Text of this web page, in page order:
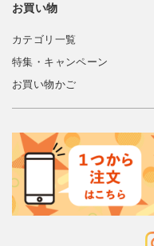
お買い物
カテゴリ一覧
特集・キャンペーン
お買い物かご